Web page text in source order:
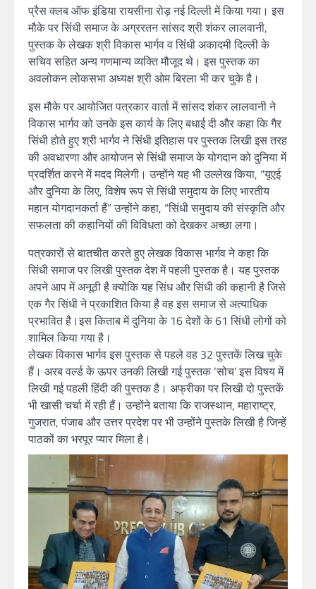
प्रैस क्लब ऑफ इंडिया रायसीना रोड़ नई दिल्ली में किया गया। इस
मौके पर सिंंधी समाज के अग्ररतन सांसद श्री शंकर लालवानी,
पुस्तक के लेखक श्री विकास भार्गव व सिंंधी अकादमी दिल्ली के
सचिव सहित अन्य गणमान्य व्यक्ति मौजूद थे। इस पुस्तक का
अवलोकन लोकसभा अध्यक्ष श्री ओम बिरला भी कर चुके है।
इस मौके पर आयोजित पत्रकार वार्ता में सांसद शंकर लालवानी ने
विकास भार्गव को उनके इस कार्य के लिए बधाई दी और कहा कि गैर
सिंधी होते हुए श्री भार्गव ने सिंंधी इतिहास पर पुस्तक लिखी इस तरह
की अवधारणा और आयोजन से सिंधी समाज के योगदान को दुनिया में
प्रदर्शित करने में मदद मिलेगी। उन्होंने यह भी उल्लेख किया, “यूएई
और दुनिया के लिए, विशेष रूप से सिंधी समुदाय के लिए भारतीय
महान योगदानकर्ता हैं” उन्होंने कहा, “सिंधी समुदाय की संस्कृति और
सफलता की कहानियों की विविधता को देखकर अच्छा लगा।
पत्रकारों से बातचीत करते हुए लेखक विकास भार्गव ने कहा कि
सिंंधी समाज पर लिखी पुस्तक देश में पहली पुस्तक है। यह पुस्तक
अपने आप में अनूठी है क्योंकि यह सिंध और सिंधी की कहानी है जिसे
एक गैर सिंधी ने प्रकाशित किया है वह इस समाज से अत्याधिक
प्रभावित है।इस किताब में दुनिया के 16 देशों के 61 सिंधी लोगों को
शामिल किया गया है।
लेखक विकास भार्गव इस पुस्तक से पहले वह 32 पुस्तकें लिख चुके
हैं। अरब वर्ल्ड के ऊपर उनकी लिखी गई पुस्तक ‘सोच’ इस विषय में
लिखी गई पहली हिंदी की पुस्तक है। अफ्रीका पर लिखी दो पुस्तकें
भी खासी चर्चा में रही हैं। उन्होंने बताया कि राजस्थान, महाराष्ट्र,
गुजरात, पंजाब और उत्तर प्रदेश पर भी उन्होंने पुस्तके लिखी है जिन्हें
पाठकों का भरपूर प्यार मिला है।